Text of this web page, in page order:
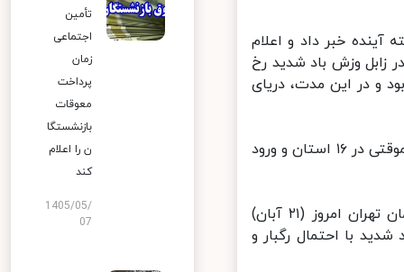
خبر داد و اعلام
وزش باد شدید رخ
در این مدت، دریای
همچنین سازمان هواشناسی از بارش باران،‌ برف، رعدوبرق و وزش باد شدید موقتی در ۱۶ استان و ورود
سازمان هواشناسی درباره وضعیت جوی امروز پایتخت نیز اعلام کرد: آسمان تهران امروز (۲۱ آبان)
با احتمال رگبار و
تأمین
اجتماعی
زمان
پرداخت
معوقات
بازنشستگا
ن را اعلام
کند
1405/05/
07